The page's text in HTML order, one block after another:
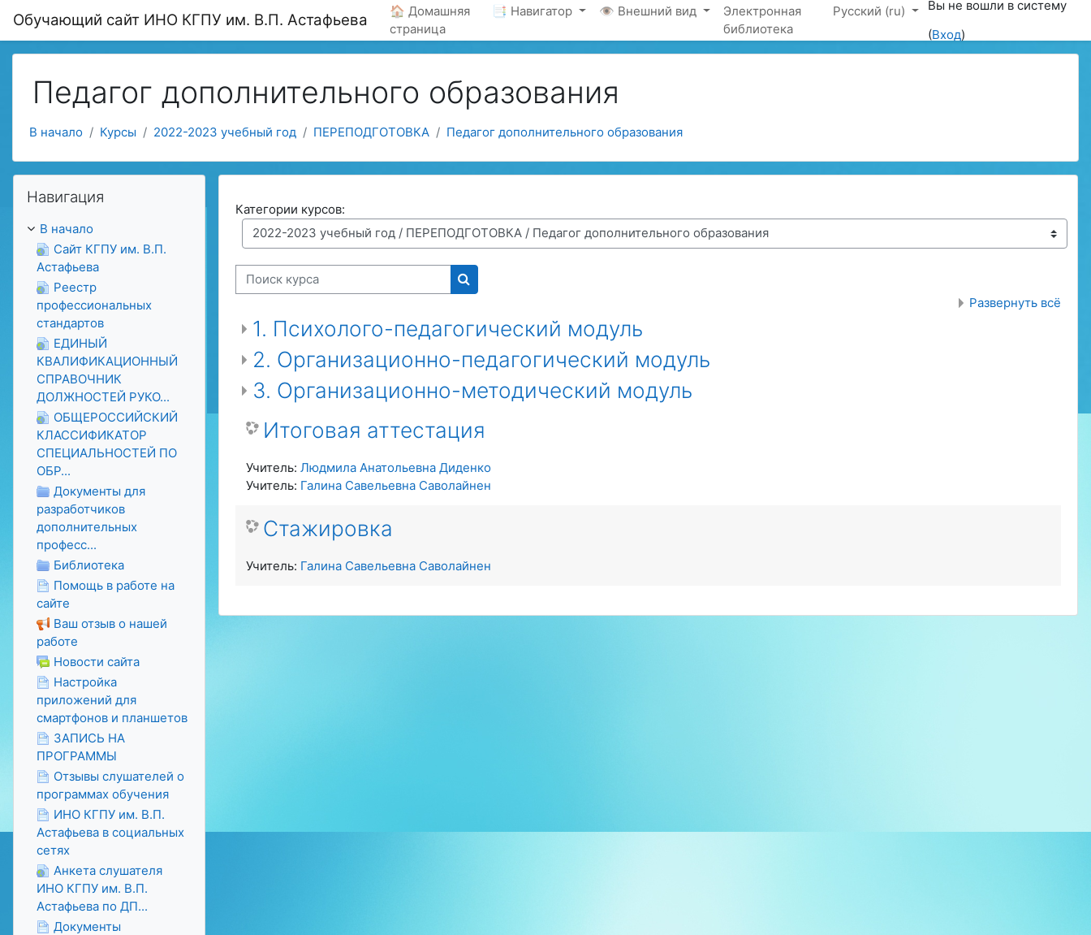
Обучающий сайт ИНО КГПУ им. В.П. Астафьева
🏠 Домашняя
страница
📑 Навигатор 👁 Внешний вид
Электронная
библиотека
Русский ‎(ru)‎
Вы не вошли в систему
(Вход)
Педагог дополнительного образования
В начало Курсы 2022-2023 учебный год ПЕРЕПОДГОТОВКА Педагог дополнительного образования
Категории курсов:
Поиск курса
Поиск курса Развернуть всё
1. Психолого-педагогический модуль
2. Организационно-педагогический модуль
3. Организационно-методический модуль
Итоговая аттестация
Учитель: Людмила Анатольевна Диденко
Учитель: Галина Савельевна Саволайнен
Стажировка
Учитель: Галина Савельевна Саволайнен
Пропустить Навигация
Навигация
В начало
Сайт КГПУ им. В.П.
Астафьева
Реестр
профессиональных
стандартов
ЕДИНЫЙ
КВАЛИФИКАЦИОННЫЙ
СПРАВОЧНИК
ДОЛЖНОСТЕЙ РУКО...
ОБЩЕРОССИЙСКИЙ
КЛАССИФИКАТОР
СПЕЦИАЛЬНОСТЕЙ ПО
ОБР...
Документы для
разработчиков
дополнительных
професс...
Библиотека
Помощь в работе на
сайте
Ваш отзыв о нашей
работе
Новости сайта
Настройка
приложений для
смартфонов и планшетов
ЗАПИСЬ НА
ПРОГРАММЫ
Отзывы слушателей о
программах обучения
ИНО КГПУ им. В.П.
Астафьева в социальных
сетях
Анкета слушателя
ИНО КГПУ им. В.П.
Астафьева по ДП...
Документы